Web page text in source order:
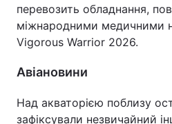
перевозить обладнання,
міжнародними медичними
Vigorous Warrior 2026.
Авіановини
Над акваторією поблизу
зафіксували незвичайний